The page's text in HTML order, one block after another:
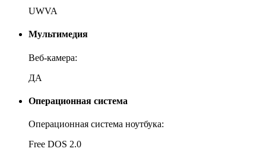
UWVA
Мультимедия
Веб-камера:
ДА
Операционная система
Операционная система ноутбука:
Free DOS 2.0